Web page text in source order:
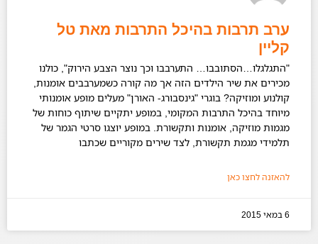
ערב תרבות בהיכל התרבות מאת טל
קליין
"התגלגלו…הסתובבו… התערבבו וכך נוצר הצבע הירוק", כולנו
מכירים את שיר הילדים הזה אך מה קורה כשמערבבים אומנות,
קולנוע ומוזיקה? בוגרי "גינסבורג- האורן" מעלים מופע אומנותי
מיוחד בהיכל התרבות המקומי, במופע יתקיים שיתוף כוחות של
מגמות מוזיקה, אומנות ותקשורת. במופע יוצגו סרטי הגמר של
תלמידי מגמת תקשורת, לצד שירים מקוריים שכתבו
להאזנה לחצו כאן
6 במאי 2015